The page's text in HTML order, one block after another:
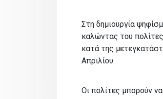
Στη δημιουργία
καλώντας του
κατά της
Απριλίου.
Οι πολίτες μπορούν